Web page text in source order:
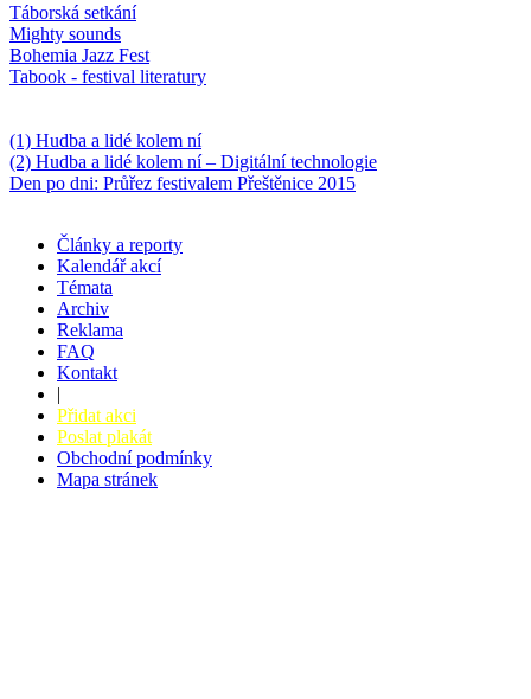
Táborská setkání
Mighty sounds
Bohemia Jazz Fest
Tabook - festival literatury
(1) Hudba a lidé kolem ní
(2) Hudba a lidé kolem ní – Digitální technologie
Den po dni: Průřez festivalem Přeštěnice 2015
Články a reporty
Kalendář akcí
Témata
Archiv
Reklama
FAQ
Kontakt
|
Přidat akci
Poslat plakát
Obchodní podmínky
Mapa stránek